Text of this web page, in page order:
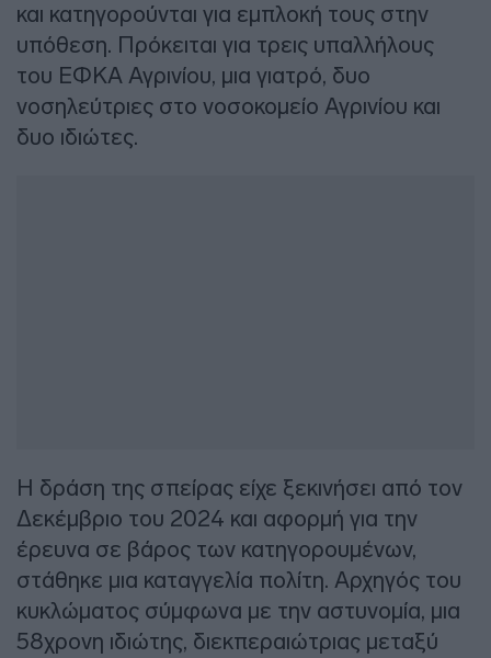
και κατηγορούνται για εμπλοκή τους στην
υπόθεση. Πρόκειται για τρεις υπαλλήλους
του ΕΦΚΑ Αγρινίου, μια γιατρό, δυο
νοσηλεύτριες στο νοσοκομείο Αγρινίου και
δυο ιδιώτες.
Η δράση της σπείρας είχε ξεκινήσει από τον
Δεκέμβριο του 2024 και αφορμή για την
έρευνα σε βάρος των κατηγορουμένων,
στάθηκε μια καταγγελία πολίτη. Αρχηγός του
κυκλώματος σύμφωνα με την αστυνομία, μια
58χρονη ιδιώτης, διεκπεραιώτριας μεταξύ